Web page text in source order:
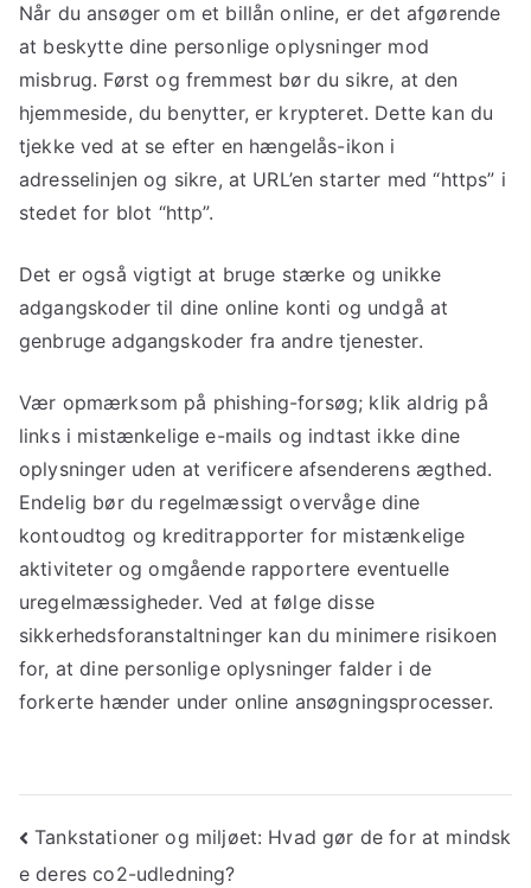
Når du ansøger om et billån online, er det afgørende
at beskytte dine personlige oplysninger mod
misbrug. Først og fremmest bør du sikre, at den
hjemmeside, du benytter, er krypteret. Dette kan du
tjekke ved at se efter en hængelås-ikon i
adresselinjen og sikre, at URL’en starter med “https” i
stedet for blot “http”.
Det er også vigtigt at bruge stærke og unikke
adgangskoder til dine online konti og undgå at
genbruge adgangskoder fra andre tjenester.
Vær opmærksom på phishing-forsøg; klik aldrig på
links i mistænkelige e-mails og indtast ikke dine
oplysninger uden at verificere afsenderens ægthed.
Endelig bør du regelmæssigt overvåge dine
kontoudtog og kreditrapporter for mistænkelige
aktiviteter og omgående rapportere eventuelle
uregelmæssigheder. Ved at følge disse
sikkerhedsforanstaltninger kan du minimere risikoen
for, at dine personlige oplysninger falder i de
forkerte hænder under online ansøgningsprocesser.
Indlægsnavigation
Tankstationer og miljøet: Hvad gør de for at mindsk
e deres co2-udledning?